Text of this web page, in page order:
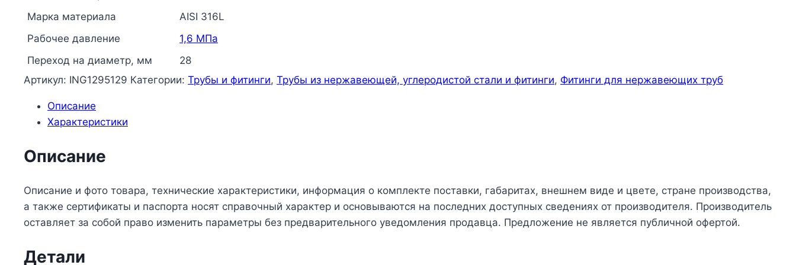
Inoxpres
RM
191042028
Марка материала
AISI 316L
Рабочее давление
1,6 МПа
Переход на диаметр, мм
28
Артикул: ING1295129 Категории: Трубы и фитинги, Трубы из нержавеющей, углеродистой стали и фитинги, Фитинги для нержавеющих труб
Описание
Характеристики
Описание
Описание и фото товара, технические характеристики, информация о комплекте поставки, габаритах, внешнем виде и цвете, стране производства,
а также сертификаты и паспорта носят справочный характер и основываются на последних доступных сведениях от производителя. Производитель
оставляет за собой право изменить параметры без предварительного уведомления продавца. Предложение не является публичной офертой.
Детали